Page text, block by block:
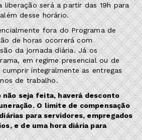
liberação será a partir das 19h para
desse horário.
fora do Programa de
de horas ocorrerá com
da jornada diária. Já os
em regime presencial ou de
integralmente as entregas
de trabalho.
não seja feita, haverá desconto
O limite de compensação
para servidores, empregados
e de uma hora diária para